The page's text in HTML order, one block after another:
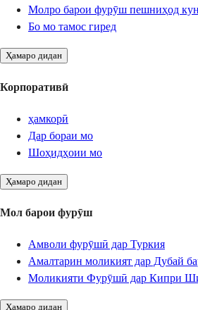
Молро барои фурӯш пешниҳод
Бо мо тамос гиред
Ҳамаро дидан
Корпоративӣ
ҳамкорӣ
Дар бораи мо
Шоҳидҳоии мо
Ҳамаро дидан
Мол барои фурӯш
Амволи фурӯшӣ дар Туркия
Амалтарин моликият дар Дубай
Моликияти Фурӯшӣ дар Кипри
Ҳамаро дидан